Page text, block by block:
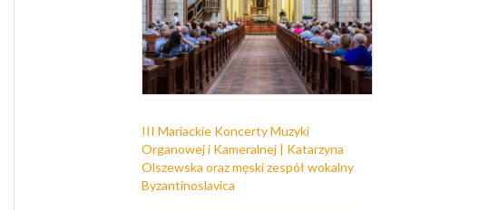
III Mariackie Koncerty Muzyki
Organowej i Kameralnej | Katarzyna
Olszewska oraz męski zespół wokalny
Byzantinoslavica